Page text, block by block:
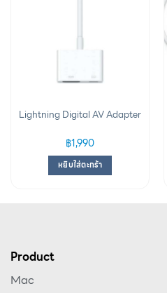
Lightning Digital AV Adapter
฿1,990
หยิบใส่ตะกร้า
Product
Mac